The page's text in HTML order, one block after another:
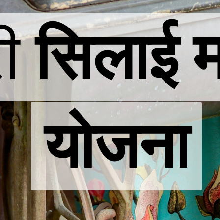
सिलाई
योजना
सिलाई
योजना